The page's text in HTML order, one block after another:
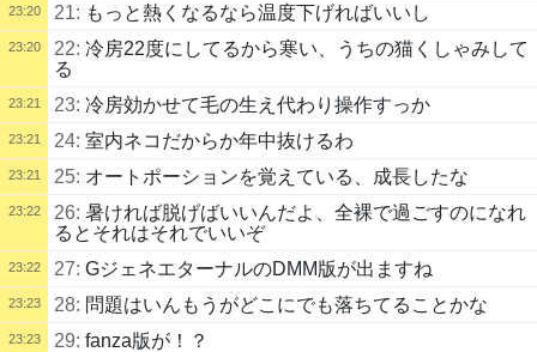
23:20 21: もっと熱くなるなら温度下げればいいし
23:20 22: 冷房22度にしてるから寒い、うちの猫くしゃみして
る
23:21 23: 冷房効かせて毛の生え代わり操作すっか
23:21 24: 室内ネコだからか年中抜けるわ
23:21 25: オートポーションを覚えている、成長したな
23:22 26: 暑ければ脱げばいいんだよ、全裸で過ごすのになれ
るとそれはそれでいいぞ
23:22 27: GジェネエターナルのDMM版が出ますね
23:23 28: 問題はいんもうがどこにでも落ちてることかな
23:23 29: fanza版が！？